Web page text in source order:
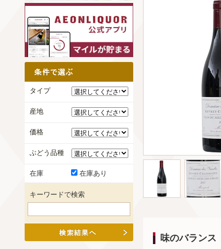
味のバランス
タイプ
産地
価格
ぶどう品種
在庫 在庫あり
キーワードで検索